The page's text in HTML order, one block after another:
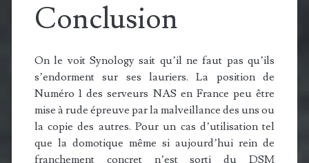
Conclusion
On le voit Synology sait qu’il ne faut pas qu’ils
s’endorment sur ses lauriers. La position de
Numéro 1 des serveurs NAS en France peu être
mise à rude épreuve par la malveillance des uns ou
la copie des autres. Pour un cas d’utilisation tel
que la domotique même si aujourd’hui rein de
franchement concret n’est sorti du DSM